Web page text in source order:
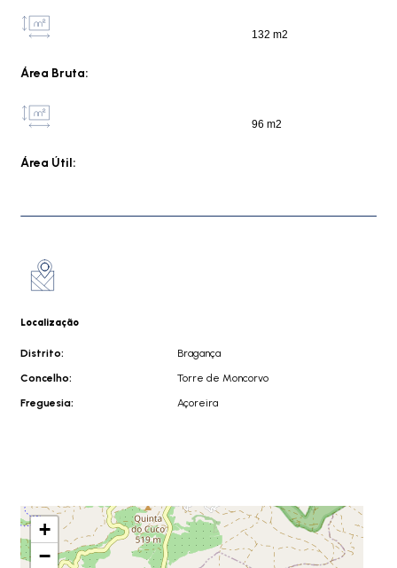
Área Bruta:
132 m2
Área Útil:
96 m2
Localização
Distrito:
Bragança
Concelho:
Torre de Moncorvo
Freguesia:
Açoreira
+
−